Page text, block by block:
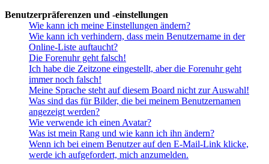
Benutzerpräferenzen und -einstellungen
Wie kann ich meine Einstellungen ändern?
Wie kann ich verhindern, dass mein Benutzername in der
Online-Liste auftaucht?
Die Forenuhr geht falsch!
Ich habe die Zeitzone eingestellt, aber die Forenuhr geht
immer noch falsch!
Meine Sprache steht auf diesem Board nicht zur Auswahl!
Was sind das für Bilder, die bei meinem Benutzernamen
angezeigt werden?
Wie verwende ich einen Avatar?
Was ist mein Rang und wie kann ich ihn ändern?
Wenn ich bei einem Benutzer auf den E-Mail-Link klicke,
werde ich aufgefordert, mich anzumelden.